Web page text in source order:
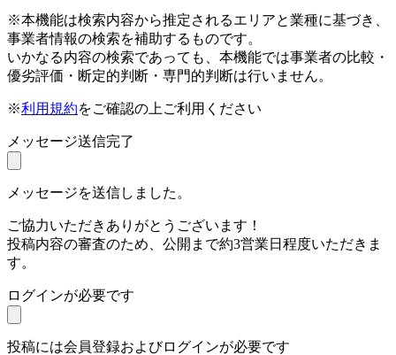
※本機能は検索内容から推定されるエリアと業種に基づき、
事業者情報の検索を補助するものです。
いかなる内容の検索であっても、本機能では事業者の比較・
優劣評価・断定的判断・専門的判断は行いません。
※利用規約をご確認の上ご利用ください
メッセージ送信完了
メッセージを送信しました。
ご協力いただきありがとうございます！
投稿内容の審査のため、公開まで約3営業日程度いただきま
す。
ログインが必要です
投稿には会員登録およびログインが必要です